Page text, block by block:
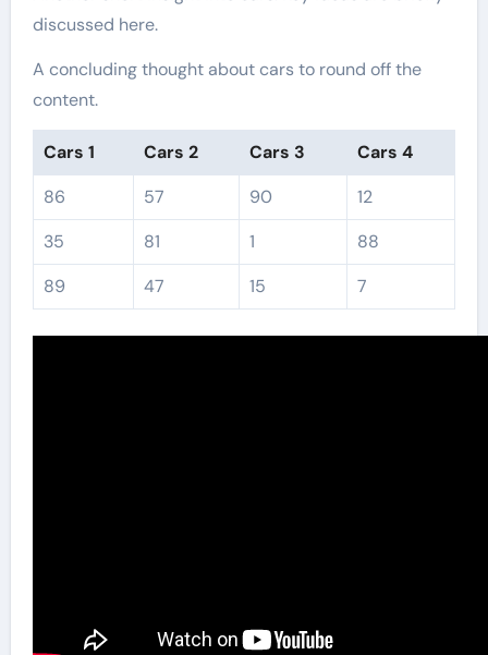
discussed here.
A concluding thought about cars to round off the
content.
Cars 1 Cars 2 Cars 3
Cars 4
86
57 90
12
35
81 1
88
89
47 15 7